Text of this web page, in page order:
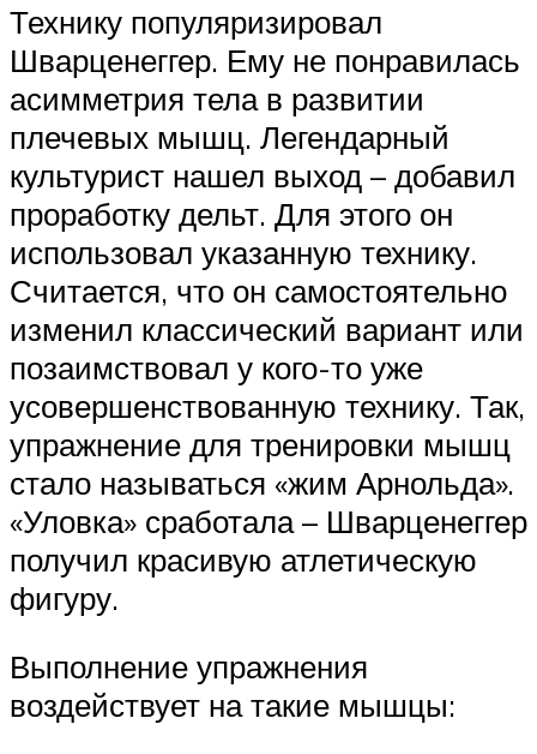
Технику популяризировал
Шварценеггер. Ему не понравилась
асимметрия тела в развитии
плечевых мышц. Легендарный
культурист нашел выход – добавил
проработку дельт. Для этого он
использовал указанную технику.
Считается, что он самостоятельно
изменил классический вариант или
позаимствовал у кого-то уже
усовершенствованную технику. Так,
упражнение для тренировки мышц
стало называться «жим Арнольда».
«Уловка» сработала – Шварценеггер
получил красивую атлетическую
фигуру.
Выполнение упражнения
воздействует на такие мышцы: